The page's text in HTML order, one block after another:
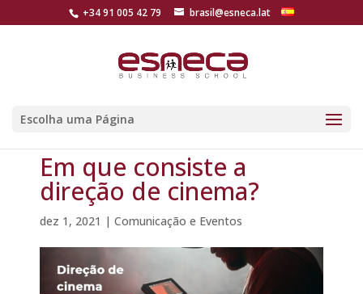
+34 91 005 42 79 brasil@esneca.lat
Escolha uma Página
Em que consiste a
direção de cinema?
dez 1, 2021 | Comunicação e Eventos